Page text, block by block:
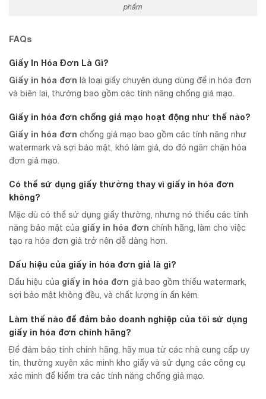
phẩm
FAQs
Giấy In Hóa Đơn Là Gì?
Giấy in hóa đơn là loại giấy chuyên dụng dùng để in hóa đơn
và biên lai, thường bao gồm các tính năng chống giả mạo.
Giấy in hóa đơn chống giả mạo hoạt động như thế nào?
Giấy in hóa đơn chống giả mạo bao gồm các tính năng như
watermark và sợi bảo mật, khó làm giả, do đó ngăn chặn hóa
đơn giả mạo.
Có thể sử dụng giấy thường thay vì giấy in hóa đơn
không?
Mặc dù có thể sử dụng giấy thường, nhưng nó thiếu các tính
năng bảo mật của giấy in hóa đơn chính hãng, làm cho việc
tạo ra hóa đơn giả trở nên dễ dàng hơn.
Dấu hiệu của giấy in hóa đơn giả là gì?
Dấu hiệu của giấy in hóa đơn giả bao gồm thiếu watermark,
sợi bảo mật không đều, và chất lượng in ấn kém.
Làm thế nào để đảm bảo doanh nghiệp của tôi sử dụng
giấy in hóa đơn chính hãng?
Để đảm bảo tính chính hãng, hãy mua từ các nhà cung cấp uy
tín, thường xuyên xác minh kho giấy và sử dụng các công cụ
xác minh để kiểm tra các tính năng chống giả mạo.